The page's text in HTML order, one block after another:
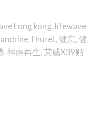
hong kong, lifewave
Thuret,健忘,健
,神經再生,莱威X39贴